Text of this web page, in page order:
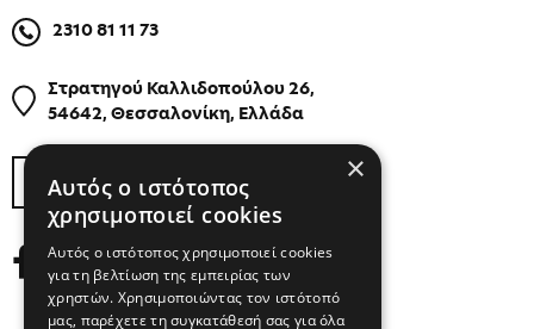
2310 81 11 73
Στρατηγού Καλλιδοπούλου 26,
54642, Θεσσαλονίκη, Ελλάδα
ΒΡΕΙΤΕ ΜΑΣ ΣΤΟΝ ΧΑΡΤΗ ×
Αυτός ο ιστότοπος
χρησιμοποιεί cookies
Αυτός ο ιστότοπος χρησιμοποιεί cookies
για τη βελτίωση της εμπειρίας των
χρηστών. Χρησιμοποιώντας τον ιστότοπό
μας, παρέχετε τη συγκατάθεσή σας για όλα